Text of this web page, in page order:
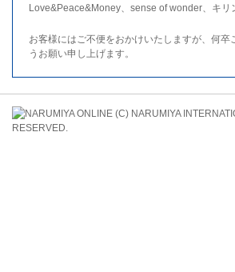
Love&Peace&Money、sense of wonder、キリ
お客様にはご不便をおかけいたしますが、何卒
うお願い申し上げます。